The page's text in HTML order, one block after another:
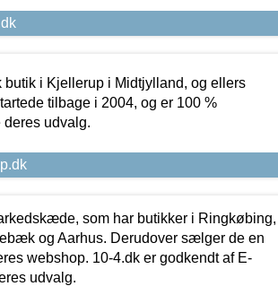
butik i Kjellerup i Midtjylland, og ellers
tilbage i 2004, og er 100 %
deres udvalg.
som har butikker i Ringkøbing,
og Aarhus. Derudover sælger de en
webshop. 10-4.dk er godkendt af E-
udvalg.